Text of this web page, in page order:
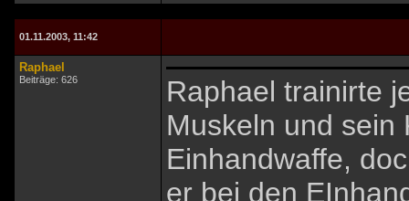
01.11.2003, 11:42
Raphael
Beiträge: 626
Raphael trainirte
Muskeln und sein
Einhandwaffe,
er bei den